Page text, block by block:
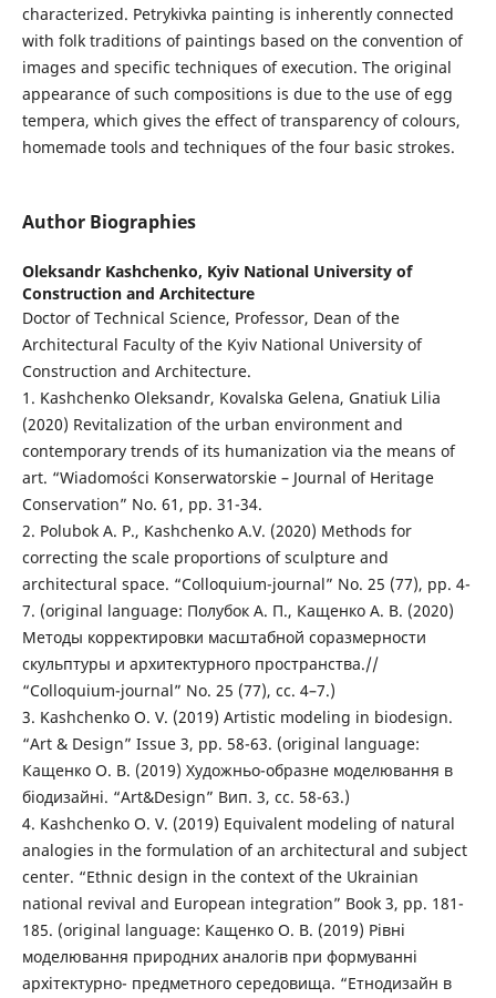
characterized. Petrykivka painting is inherently connected
with folk traditions of paintings based on the convention of
images and specific techniques of execution. The original
appearance of such compositions is due to the use of egg
tempera, which gives the effect of transparency of colours,
homemade tools and techniques of the four basic strokes.
Author Biographies
Oleksandr Kashchenko, Kyiv National University of
Construction and Architecture
Doctor of Technical Science, Professor, Dean of the
Architectural Faculty of the Kyiv National University of
Construction and Architecture.
1. Kashchenko Oleksandr, Kovalska Gelena, Gnatiuk Lilia
(2020) Revitalization of the urban environment and
contemporary trends of its humanization via the means of
art. “Wiadomości Konserwatorskie – Journal of Heritage
Conservation” No. 61, pp. 31-34.
2. Polubok A. P., Kashchenko A.V. (2020) Methods for
correcting the scale proportions of sculpture and
architectural space. “Colloquium-journal” No. 25 (77), pp. 4-
7. (original language: Полубок А. П., Кащенко А. В. (2020)
Методы корректировки масштабной соразмерности
скульптуры и архитектурного пространства.//
“Colloquium-journal” No. 25 (77), cc. 4–7.)
3. Kashchenko O. V. (2019) Artistic modeling in biodesign.
“Art & Design” Issue 3, pp. 58-63. (original language:
Кащенко О. В. (2019) Художньо-образне моделювання в
біодизайні. “Art&Design” Вип. 3, сс. 58-63.)
4. Kashchenko O. V. (2019) Equivalent modeling of natural
analogies in the formulation of an architectural and subject
center. “Ethnic design in the context of the Ukrainian
national revival and European integration” Book 3, pp. 181-
185. (original language: Кащенко О. В. (2019) Рівні
моделювання природних аналогів при формуванні
архітектурно- предметного середовища. “Етнодизайн в